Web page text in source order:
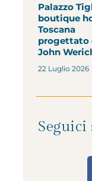
Palazzo
boutique
Toscana
progettato
John
22 Luglio 2026